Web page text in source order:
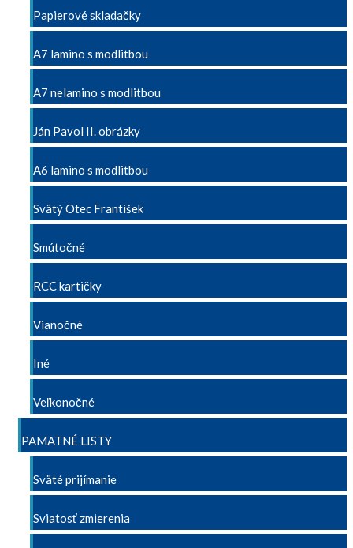
Papierové skladačky
A7 lamino s modlitbou
A7 nelamino s modlitbou
Ján Pavol II. obrázky
A6 lamino s modlitbou
Svätý Otec František
Smútočné
RCC kartičky
Vianočné
Iné
Veľkonočné
PAMATNÉ LISTY
Sväté prijímanie
Sviatosť zmierenia